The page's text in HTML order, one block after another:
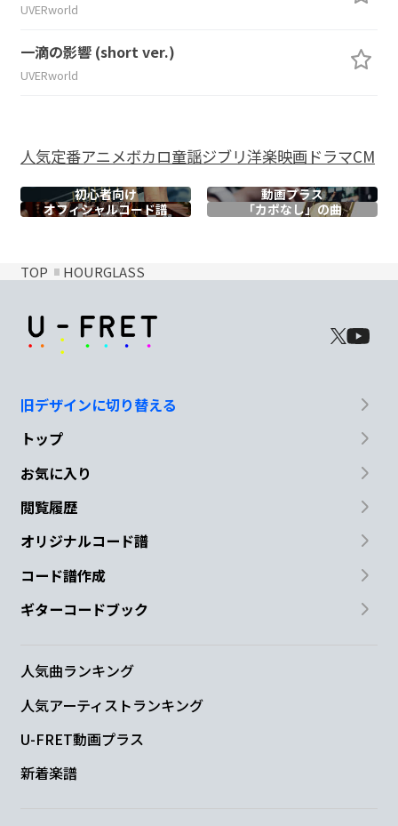
UVERworld
一滴の影響 (short ver.)
UVERworld
人気定番アニメボカロ童謡ジブリ洋楽映画ドラマCM
初心者向け
動画プラス
オフィシャルコード譜 「カポなし」の曲
TOP HOURGLASS
旧デザインに切り替える
トップ
お気に入り
閲覧履歴
オリジナルコード譜
コード譜作成
ギターコードブック
人気曲ランキング
人気アーティストランキング
U-FRET動画プラス
新着楽譜